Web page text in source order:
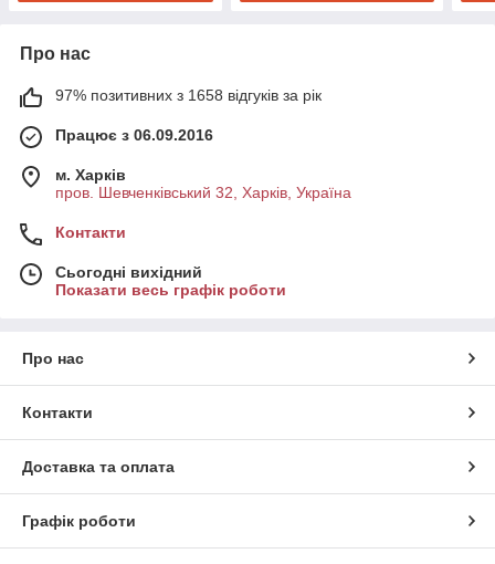
Про нас
97% позитивних з 1658 відгуків за рік
Працює з 06.09.2016
м. Харків
пров. Шевченківський 32, Харків, Україна
Контакти
Сьогодні вихідний
Показати весь графік роботи
Про нас
Контакти
Доставка та оплата
Графік роботи